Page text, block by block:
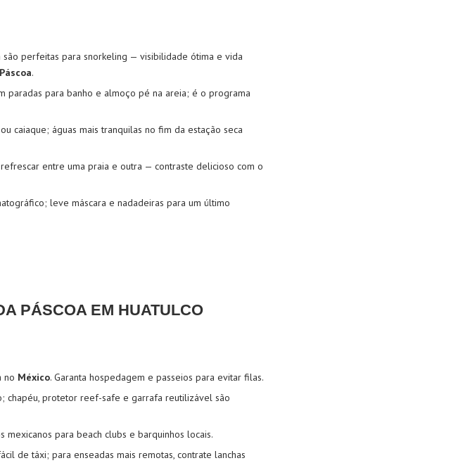
são perfeitas para snorkeling — visibilidade ótima e vida
.
paradas para banho e almoço pé na areia; é o programa
caiaque; águas mais tranquilas no fim da estação seca
entre uma praia e outra — contraste delicioso com o
leve máscara e nadadeiras para um último
PÁSCOA EM HUATULCO
no México. Garanta hospedagem e passeios para evitar filas.
chapéu, protetor reef-safe e garrafa reutilizável são
mexicanos para beach clubs e barquinhos locais.
de táxi; para enseadas mais remotas, contrate lanchas